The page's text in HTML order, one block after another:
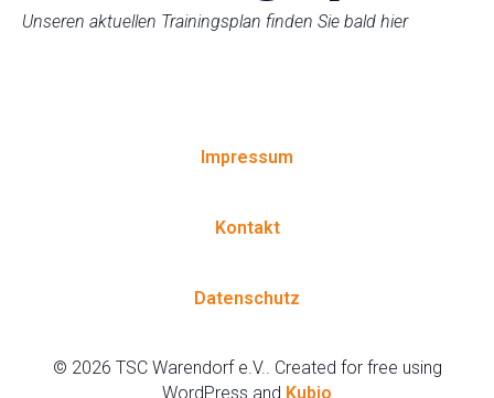
Unseren aktuellen Trainingsplan finden Sie bald hier
Impressum
Kontakt
Datenschutz
© 2026 TSC Warendorf e.V.. Created for free using
WordPress and Kubio